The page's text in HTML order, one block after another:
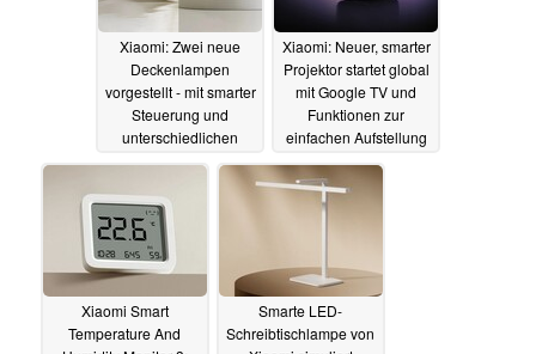
Xiaomi: Zwei neue
Deckenlampen
vorgestellt - mit smarter
Steuerung und
unterschiedlichen
02.01.2025
Xiaomi: Neuer, smarter
Projektor startet global
mit Google TV und
Funktionen zur
einfachen Aufstellung
01.01.2025
Xiaomi Smart
Temperature And
Smarte LED-
Schreibtischlampe von